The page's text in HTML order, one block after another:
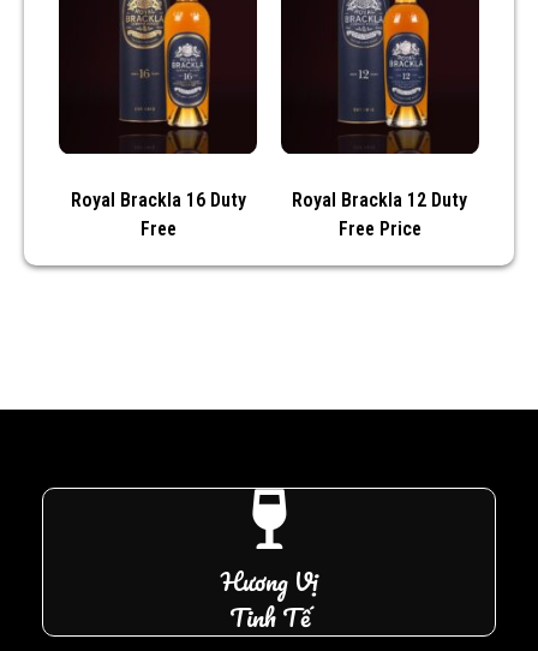
Royal Brackla 16 Duty
Free
Royal Brackla 12 Duty
Free Price
Hương Vị
Tinh Tế